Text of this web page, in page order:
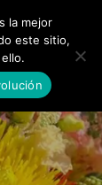
0
la mejor
este sitio,